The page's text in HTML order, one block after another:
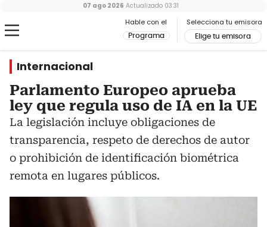
Hable con el
Programa
Selecciona tu emisora
Elige tu emisora
07 ago 2026 Actualizado 03:31
Internacional
Parlamento Europeo aprueba
ley que regula uso de IA en la UE
La legislación incluye obligaciones de
transparencia, respeto de derechos de autor
o prohibición de identificación biométrica
remota en lugares públicos.